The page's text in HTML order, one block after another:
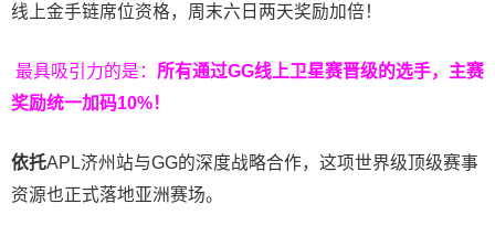
线上金手链席位资格， 周末六日两天奖励加倍！
最具吸引力的是： 所有通过GG线上卫星赛晋级的选手，主赛
奖励统一加码10%！
依托APL济州站与GG的深度战略合作，这项世界级顶级赛事
资源也正式落地亚洲赛场。